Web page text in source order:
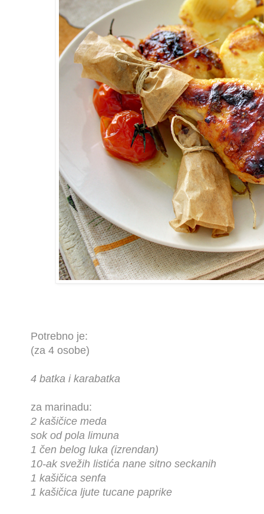
Potrebno je:
(za 4 osobe)
4 batka i karabatka
za marinadu:
2 kašičice meda
sok od pola limuna
1 čen belog luka (izrendan)
10-ak svežih listića nane sitno seckanih
1 kašičica senfa
1 kašičica ljute tucane paprike